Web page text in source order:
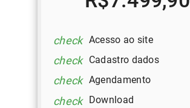
check Acesso ao site
check Cadastro dados
check Agendamento
check
Download